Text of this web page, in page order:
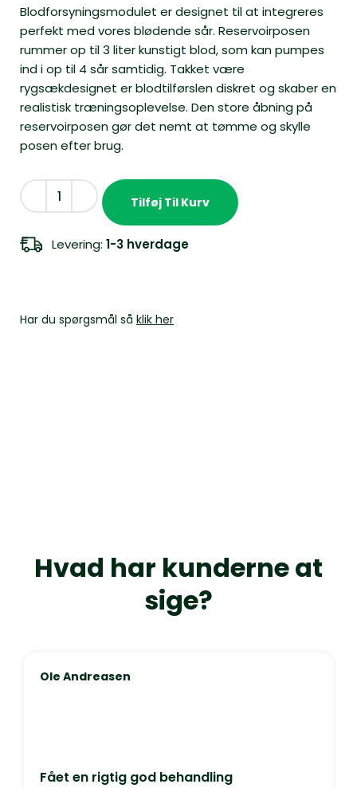
Blodforsyningsmodulet er designet til at integreres
perfekt med vores blødende sår. Reservoirposen
rummer op til 3 liter kunstigt blod, som kan pumpes
ind i op til 4 sår samtidig. Takket være
rygsækdesignet er blodtilførslen diskret og skaber en
realistisk træningsoplevelse. Den store åbning på
reservoirposen gør det nemt at tømme og skylle
posen efter brug.
Tilføj Til Kurv
Levering: 1-3 hverdage
Har du spørgsmål så klik her
Hvad har kunderne at
sige?
Ole Andreasen
Fået en rigtig god behandling